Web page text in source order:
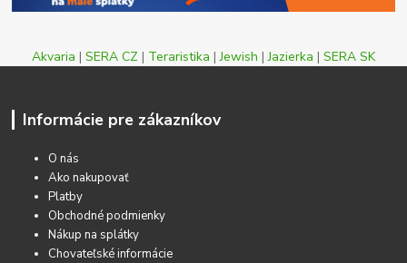
Akvaria | SERA CZ | Teraristika |Jewish |Jazierka | SERA SK
Informácie pre zákazníkov
O nás
Ako nakupovať
Platby
Obchodné podmienky
Nákup na splátky
Chovateľské informácie